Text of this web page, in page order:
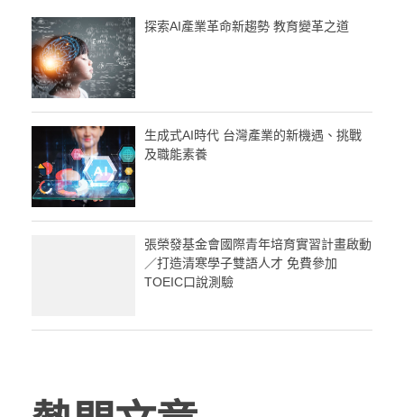
探索AI產業革命新趨勢 教育變革之道
生成式AI時代 台灣產業的新機遇、挑戰
及職能素養
張榮發基金會國際青年培育實習計畫啟動
／打造清寒學子雙語人才 免費參加
TOEIC口說測驗